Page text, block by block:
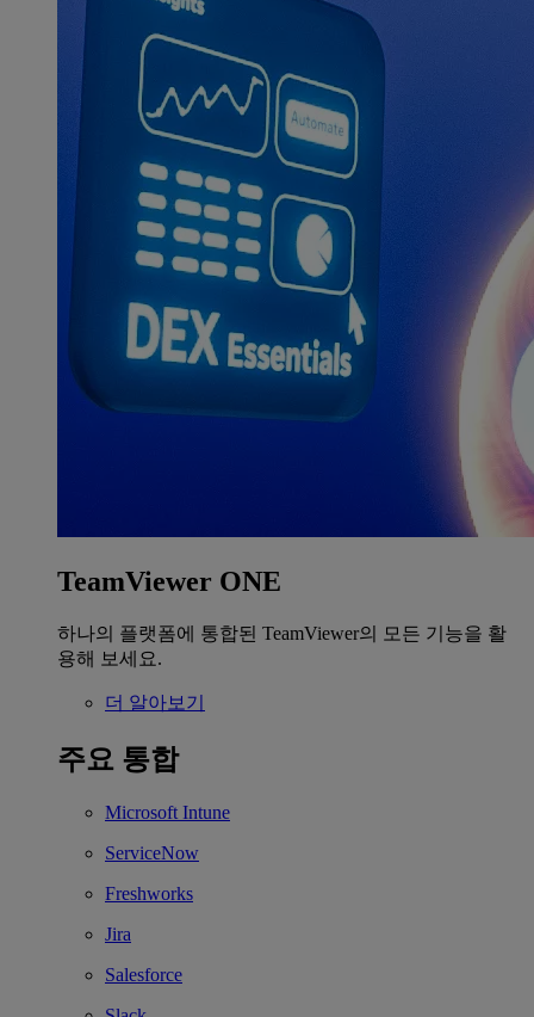
TeamViewer ONE
하나의 플랫폼에 통합된 TeamViewer의 모든 기능을 활
용해 보세요.
더 알아보기
주요 통합
Microsoft Intune
ServiceNow
Freshworks
Jira
Salesforce